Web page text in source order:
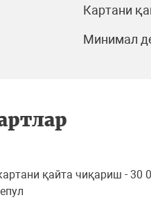
Картани
Минимал
қайта чиқариш - 30